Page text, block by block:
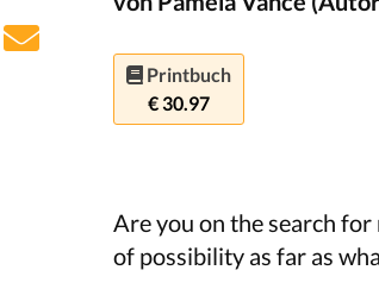
Printbuch
€ 30.97
Are you on the search
of possibility as far as